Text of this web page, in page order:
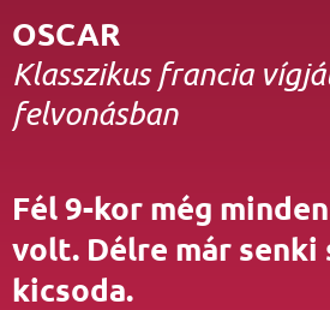
OSCAR
Klasszikus francia
felvonásban
Fél 9-kor még
volt. Délre már senki
kicsoda.